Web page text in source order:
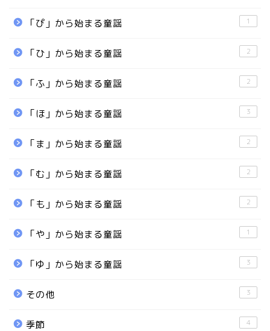
「ぴ」から始まる童謡 1
「ひ」から始まる童謡 2
「ふ」から始まる童謡 2
「ほ」から始まる童謡 3
「ま」から始まる童謡 2
「む」から始まる童謡 2
「も」から始まる童謡 2
「や」から始まる童謡 1
「ゆ」から始まる童謡 3
その他 3
季節 4